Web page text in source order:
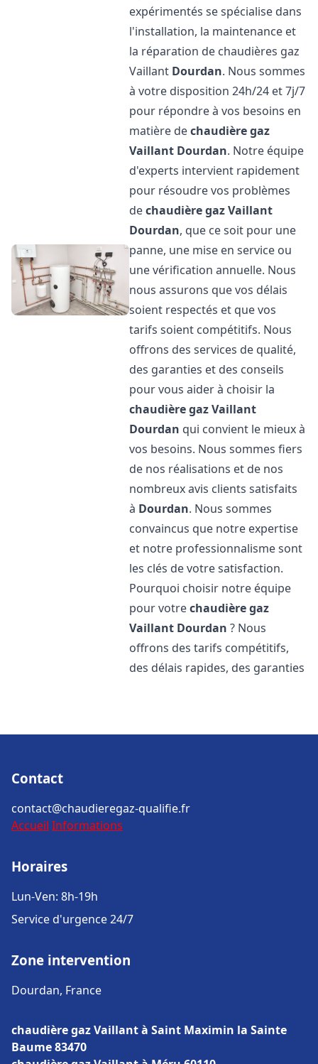
expérimentés se spécialise dans
l'installation, la maintenance et
la réparation de chaudières gaz
Vaillant Dourdan. Nous sommes
à votre disposition 24h/24 et 7j/7
pour répondre à vos besoins en
matière dechaudière gaz
Vaillant Dourdan. Notre équipe
d'experts intervient rapidement
pour résoudre vos problèmes
dechaudière gaz Vaillant
Dourdan, que ce soit pour une
panne, une mise en service ou
une vérification annuelle. Nous
nous assurons que vos délais
soient respectés et que vos
tarifs soient compétitifs. Nous
offrons des services de qualité,
des garanties et des conseils
pour vous aider à choisir la
chaudière gaz Vaillant
Dourdan qui convient le mieux à
vos besoins. Nous sommes fiers
de nos réalisations et de nos
nombreux avis clients satisfaits
à Dourdan. Nous sommes
convaincus que notre expertise
et notre professionnalisme sont
les clés de votre satisfaction.
Pourquoi choisir notre équipe
pour votrechaudière gaz
Vaillant Dourdan ? Nous
offrons des tarifs compétitifs,
des délais rapides, des garanties
Contact
contact@chaudieregaz-qualifie.fr
Accueil Informations
Horaires
Lun-Ven: 8h-19h
Service d'urgence 24/7
Zone intervention
Dourdan, France
chaudière gaz Vaillant à Saint Maximin la Sainte
Baume 83470